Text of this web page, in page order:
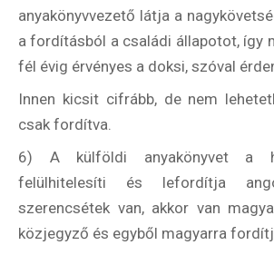
anyakönyvvezető látja a
a fordításból a családi állapotot, így
fél évig érvényes a doksi, szóval
Innen kicsit cifrább, de nem
csak fordítva.
6) A külföldi anyakönyvet a
felülhitelesíti és lefordítja
szerencsétek van, akkor van
közjegyző és egyből magyarra